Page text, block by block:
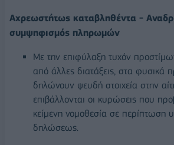
Αχρεωστήτως καταβληθέντα -
συμψηφισμός πληρωμών
Με την επιφύλαξη τυχόν
από άλλες διατάξεις, στα
δηλώνουν ψευδή στοιχεία στην
επιβάλλονται οι κυρώσεις που
κείμενη νομοθεσία σε περίπτωση
δηλώσεως.